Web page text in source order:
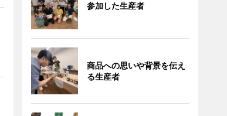
参加した生産者
商品への思いや背景を伝え
る生産者